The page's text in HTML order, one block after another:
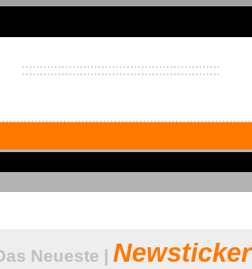
Neueste | Newsticker